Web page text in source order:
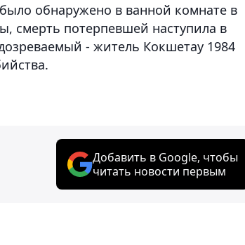
обнаружено в ванной комнате в
смерть потерпевшей наступила в
- житель Кокшетау 1984
Добавить в Google, чтобы
читать новости первым